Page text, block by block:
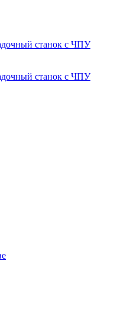
станок с ЧПУ
станок с ЧПУ